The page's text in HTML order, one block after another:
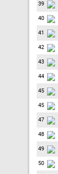
39
40
41
42
43
44
45
45
47
48
49
50